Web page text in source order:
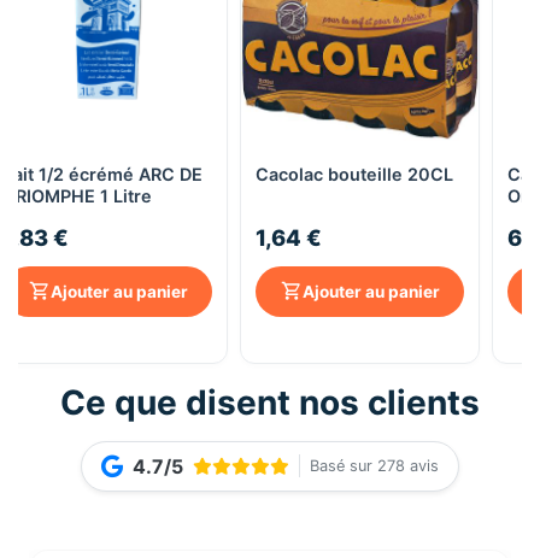
Lait 1/2 écrémé ARC DE
TRIOMPHE 1 Litre
1,83 €
Ajouter au panier
Cacolac bouteille 20CL
1,64 €
Ajouter au panier
Ce que disent nos clients
4.7/5 Basé sur 278 avis